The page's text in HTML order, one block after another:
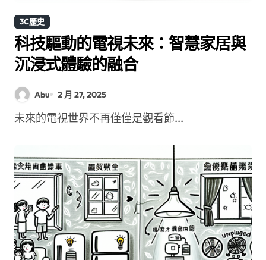
3C歷史
科技驅動的電視未來：智慧家居與
沉浸式體驗的融合
Abu 2 月 27, 2025
未來的電視世界不再僅僅是觀看節...